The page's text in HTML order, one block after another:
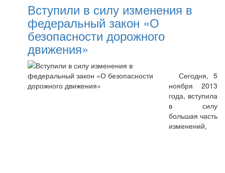
Вступили в силу изменения в
федеральный закон «О
безопасности дорожного
движения»
Сегодня, 5
ноября 2013
года, вступила
в силу
большая часть
изменений,